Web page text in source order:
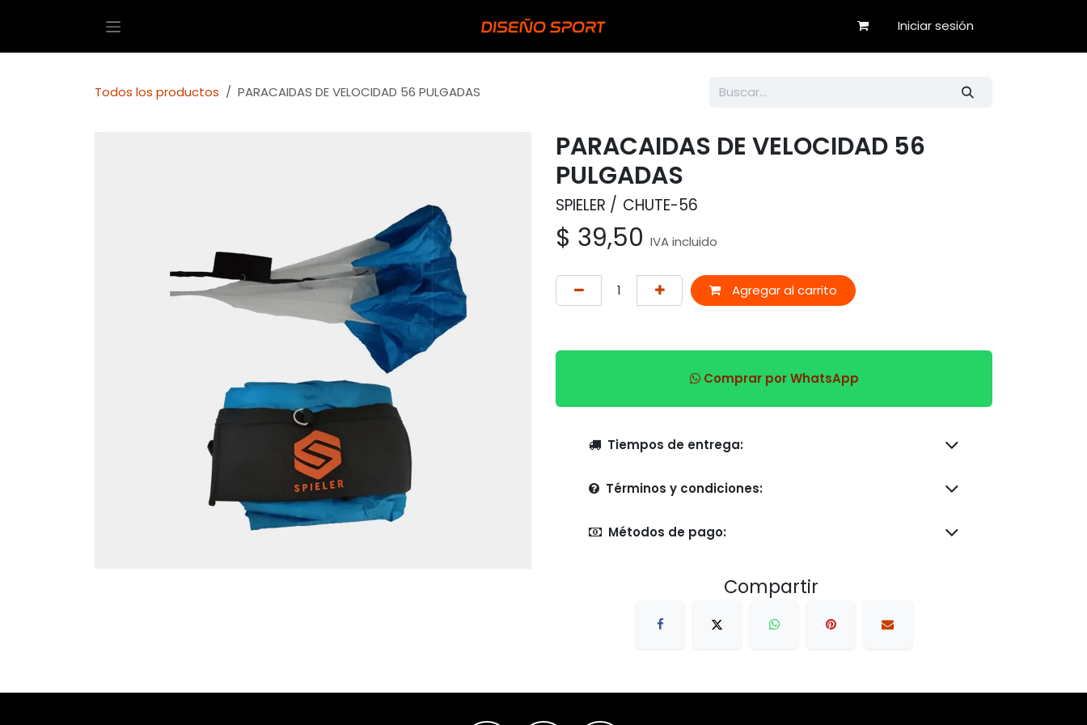
Iniciar sesión
Todos los productos PARACAIDAS DE VELOCIDAD 56 PULGADAS
PARACAIDAS DE VELOCIDAD 56
PULGADAS
SPIELER CHUTE-56
$ 39,50 IVA incluido
Agregar al carrito
Comprar por WhatsApp
Tiempos de entrega:
Términos y condiciones:
Métodos de pago:
Compartir